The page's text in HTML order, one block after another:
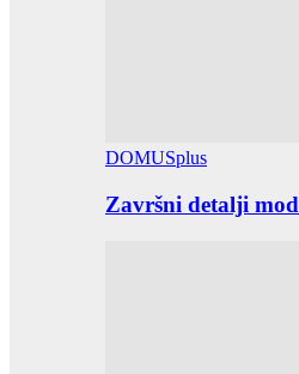
DOMUSplus
Završni detalji